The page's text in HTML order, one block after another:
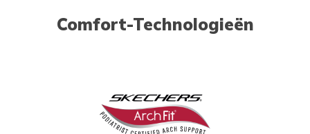
Comfort-Technologieën